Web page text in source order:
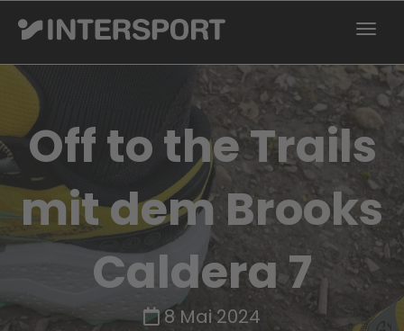
Off to the Trails
mit dem Brooks
Caldera 7
8 Mai 2024